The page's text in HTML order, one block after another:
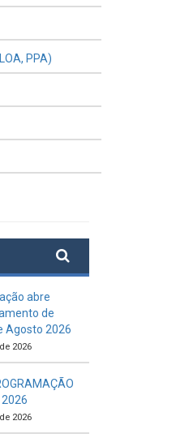
PPA)
abre
de
Agosto 2026
2026
2026
2026